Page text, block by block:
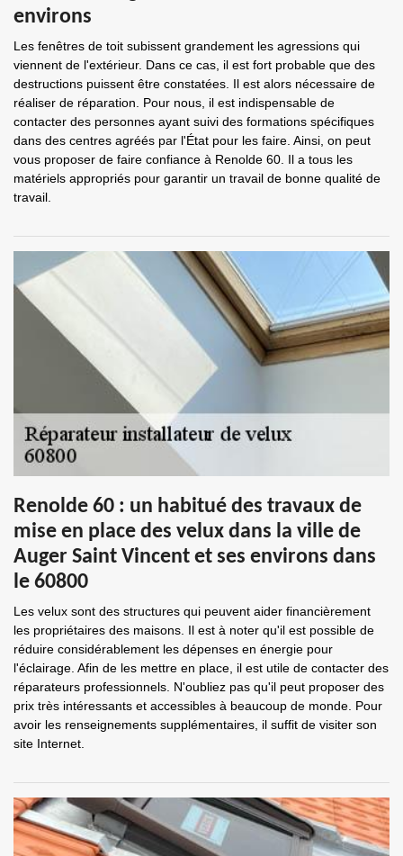
environs
Les fenêtres de toit subissent grandement les agressions qui
viennent de l'extérieur. Dans ce cas, il est fort probable que des
destructions puissent être constatées. Il est alors nécessaire de
réaliser de réparation. Pour nous, il est indispensable de
contacter des personnes ayant suivi des formations spécifiques
dans des centres agréés par l'État pour les faire. Ainsi, on peut
vous proposer de faire confiance à Renolde 60. Il a tous les
matériels appropriés pour garantir un travail de bonne qualité de
travail.
Renolde 60 : un habitué des travaux de
mise en place des velux dans la ville de
Auger Saint Vincent et ses environs dans
le 60800
Les velux sont des structures qui peuvent aider financièrement
les propriétaires des maisons. Il est à noter qu'il est possible de
réduire considérablement les dépenses en énergie pour
l'éclairage. Afin de les mettre en place, il est utile de contacter des
réparateurs professionnels. N'oubliez pas qu'il peut proposer des
prix très intéressants et accessibles à beaucoup de monde. Pour
avoir les renseignements supplémentaires, il suffit de visiter son
site Internet.